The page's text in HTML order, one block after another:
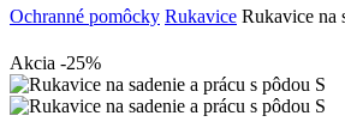
Ochranné pomôcky Rukavice Rukavice na
Akcia -25%